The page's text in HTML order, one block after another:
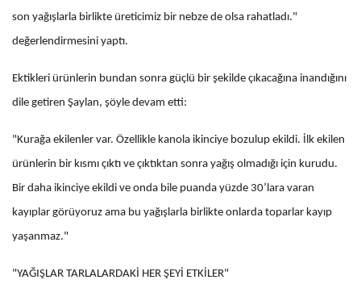
son yağışlarla birlikte üreticimiz bir nebze de olsa rahatladı."
değerlendirmesini yaptı.
Ektikleri ürünlerin bundan sonra güçlü bir şekilde çıkacağına inandığını
dile getiren Şaylan, şöyle devam etti:
"Kurağa ekilenler var. Özellikle kanola ikinciye bozulup ekildi. İlk ekilen
ürünlerin bir kısmı çıktı ve çıktıktan sonra yağış olmadığı için kurudu.
Bir daha ikinciye ekildi ve onda bile puanda yüzde 30’lara varan
kayıplar görüyoruz ama bu yağışlarla birlikte onlarda toparlar kayıp
yaşanmaz."
"YAĞIŞLAR TARLALARDAKİ HER ŞEYİ ETKİLER"